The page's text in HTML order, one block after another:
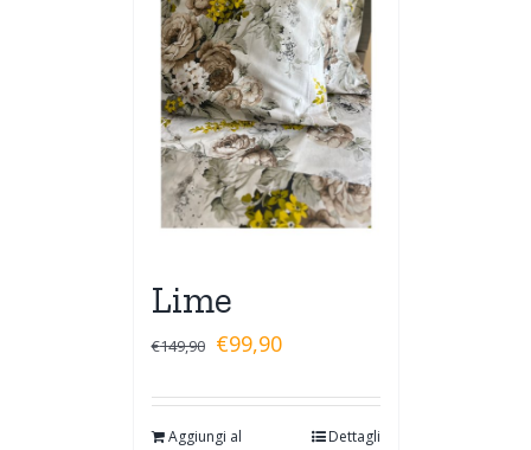
Lime
€149,90 €99,90
Aggiungi al
Dettagli